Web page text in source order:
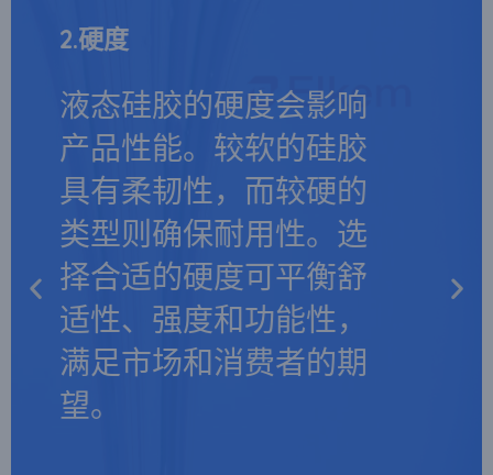
1.性能
根据你所在行业的要求
选择液态硅胶。医疗应
用需要医用级硅胶，而
食品产品则需要食品级
材料。汽车用途需要具
有出色密封性能和抗氧
化性的硅胶。使性能与
应用相匹配可确保最佳
性能和合规性。
2.硬度
液态硅胶的硬度会影响
产品性能。较软的硅胶
具有柔韧性，而较硬的
类型则确保耐用性。选
择合适的硬度可平衡舒
适性、强度和功能性，
满足市场和消费者的期
望。
3.可持续的
液态硅胶的可持续性意
味着稳定的价格、始终
如一的质量和环保生
产。选择可靠的供应商
有助于实现长期、可持
续的制造，确保经济和
环境效益。
1.性能
根据你所在行业的要求
选择液态硅胶。医疗应
用需要医用级硅胶，而
食品产品则需要食品级
材料。汽车用途需要具
有出色密封性能和抗氧
化性的硅胶。使性能与
应用相匹配可确保最佳
性能和合规性。
2.硬度
液态硅胶的硬度会影响
产品性能。较软的硅胶
具有柔韧性，而较硬的
类型则确保耐用性。选
择合适的硬度可平衡舒
适性、强度和功能性，
满足市场和消费者的期
望。
3.可持续的
液态硅胶的可持续性意
味着稳定的价格、始终
如一的质量和环保生
产。选择可靠的供应商
有助于实现长期、可持
续的制造，确保经济和
环境效益。
1.性能
根据你所在行业的要求
选择液态硅胶。医疗应
用需要医用级硅胶，而
食品产品则需要食品级
材料。汽车用途需要具
有出色密封性能和抗氧
化性的硅胶。使性能与
应用相匹配可确保最佳
性能和合规性。
2.硬度
液态硅胶的硬度会影响
产品性能。较软的硅胶
具有柔韧性，而较硬的
类型则确保耐用性。选
择合适的硬度可平衡舒
适性、强度和功能性，
满足市场和消费者的期
望。
3.可持续的
液态硅胶的可持续性意
味着稳定的价格、始终
如一的质量和环保生
产。选择可靠的供应商
有助于实现长期、可持
续的制造，确保经济和
环境效益。